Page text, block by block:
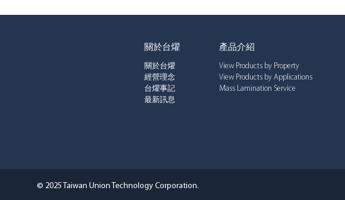
關於台燿
關於台燿
經營理念
台燿事記
最新訊息
產品介紹
View Products by Property
View Products by Applications
Mass Lamination Service
© 2025 Taiwan Union Technology Corporation.